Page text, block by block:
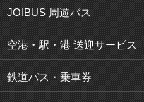
JOIBUS 周遊バス
空港・駅・港 送迎サービス
鉄道パス・乗車券